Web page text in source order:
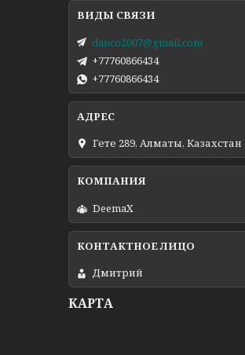
danco2007@gmail.com
+77760866434
+77760866434
Гете 289, Алматы, Казахстан
DeemaX
Дмитрий
КАРТА